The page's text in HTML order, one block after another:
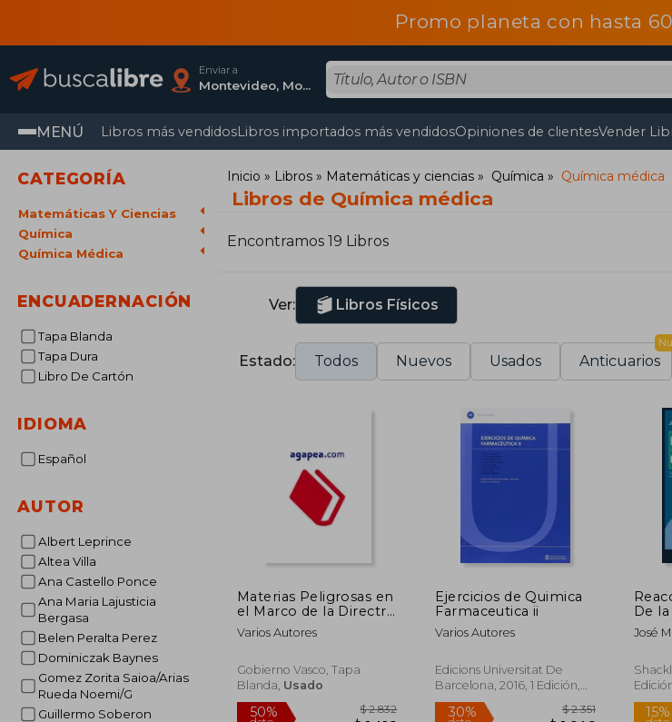
Promo planeta con hasta
Enviar a
Montevideo, Montevideo
MENÚ Libros más vendidosLibros importados más vendidosOpiniones de clientesVender
CATEGORÍA
Matemáticas Y Ciencias
Química
Química Médica
ENCUADERNACIÓN
Tapa Blanda
Tapa Dura
Libro De Cartón
IDIOMA
Español
AUTOR
Albert Leprince
Altea Villa
Ana Castello Ponce
Ana Maria Lajusticia
Bergasa
Belen Peralta Perez
Dominiczak Baynes
Gomez Zorita Saioa/Arias
Rueda Noemi/G
Guillermo Soberon
Inicio Libros Matemáticas y ciencias Química Química médica
Libros de Química médica
Encontramos 19 Libros
Ver: Libros Físicos
Estado: Todos Nuevos Usados Anticuarios
Materias Peligrosas en
el Marco de la Directriz
Basica de Riesgo
Quimico
Varios Autores
Gobierno Vasco, Tapa
Blanda, Usado
Ejercicios de Quimica
Farmaceutica ii
Varios Autores
Edicions Universitat De
Barcelona, 2016, 1 Edición,
Tapa Blanda, Nuevo
De
José
Nuevo